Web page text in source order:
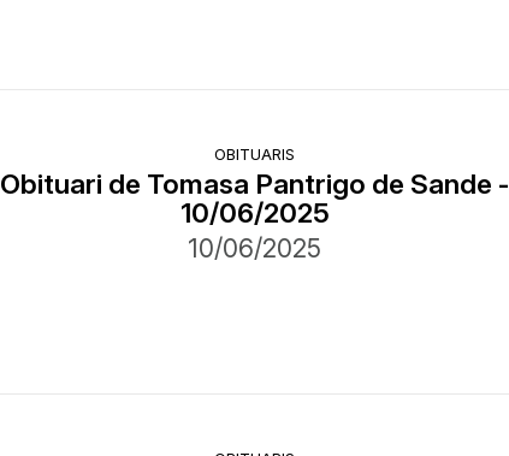
OBITUARIS
Obituari de Tomasa Pantrigo de Sande -
10/06/2025
10/06/2025